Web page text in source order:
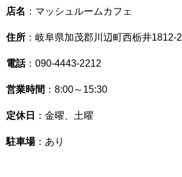
店名 ：マッシュルームカフェ
住所 ：岐阜県加茂郡川辺町西栃井1812-2
電話：090-4443-2212
営業時間 ：8:00～15:30
定休日 ：金曜、土曜
駐車場：あり